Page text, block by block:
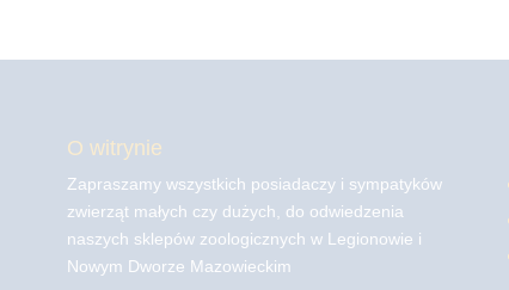
O witrynie
Zapraszamy wszystkich posiadaczy i sympatyków
zwierząt małych czy dużych, do odwiedzenia
naszych sklepów zoologicznych w Legionowie i
Nowym Dworze Mazowieckim